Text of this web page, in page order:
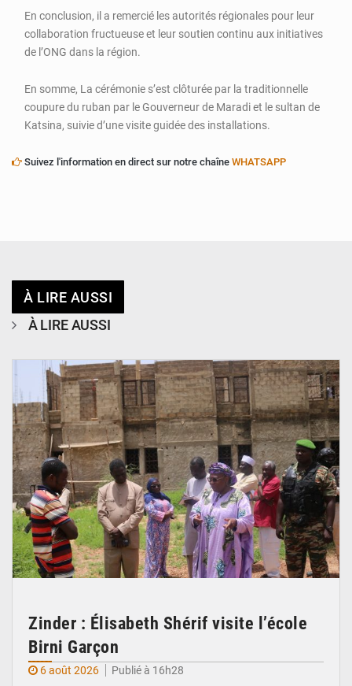
En conclusion, il a remercié les autorités régionales pour leur
collaboration fructueuse et leur soutien continu aux initiatives
de l’ONG dans la région.
En somme, La cérémonie s’est clôturée par la traditionnelle
coupure du ruban par le Gouverneur de Maradi et le sultan de
Katsina, suivie d’une visite guidée des installations.
Suivez l'information en direct sur notre chaîne WHATSAPP
À LIRE AUSSI
À LIRE AUSSI
Zinder : Élisabeth Shérif visite l’école
Birni Garçon
6 août 2026
Publié à 16h28